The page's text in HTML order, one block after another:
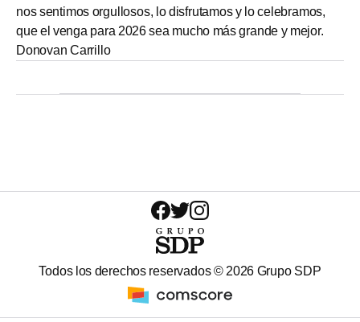
nos sentimos orgullosos, lo disfrutamos y lo celebramos,
que el venga para 2026 sea mucho más grande y mejor.
Donovan Carrillo
Todos los derechos reservados © 2026 Grupo SDP